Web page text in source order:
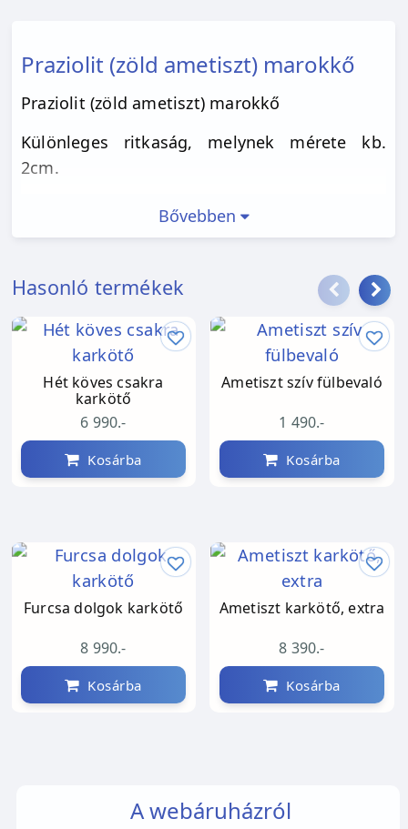
Praziolit (zöld ametiszt) marokkő
Praziolit (zöld ametiszt) marokkő
Különleges ritkaság, melynek mérete kb.
2cm.
Bővebben
Hasonló termékek
Hét köves csakra
karkötő
6 990.-
Kosárba
Furcsa dolgok karkötő
8 990.-
Kosárba
Ametiszt szív fülbevaló
1 490.-
Kosárba
Ametiszt karkötő, extra
8 390.-
Kosárba
A webáruházról